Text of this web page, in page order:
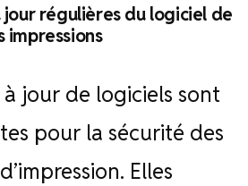
jour régulières du logiciel de
impressions
à jour de logiciels sont
pour la sécurité des
Elles